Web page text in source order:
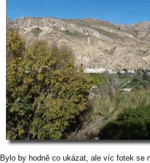
Bylo by hodně co ukázat, ale víc fotek se